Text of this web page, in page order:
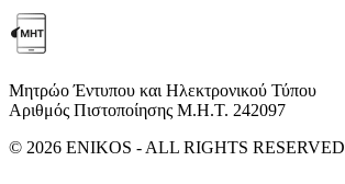
Μητρώο Έντυπου και Ηλεκτρονικού Τύπου
Αριθμός Πιστοποίησης Μ.Η.Τ. 242097
© 2026 ENIKOS - ALL RIGHTS RESERVED